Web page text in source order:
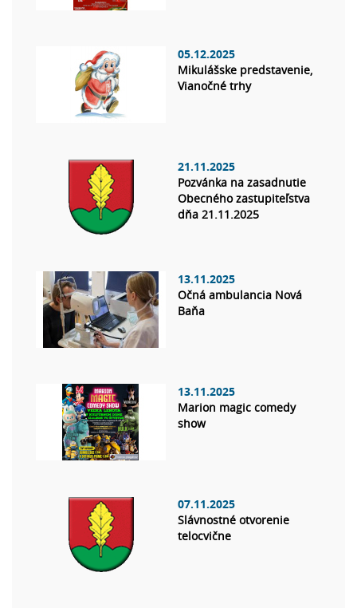
05.12.2025
Mikulášske predstavenie,
Vianočné trhy
21.11.2025
Pozvánka na zasadnutie
Obecného zastupiteľstva
dňa 21.11.2025
13.11.2025
Očná ambulancia Nová
Baňa
13.11.2025
Marion magic comedy
show
07.11.2025
Slávnostné otvorenie
telocvične